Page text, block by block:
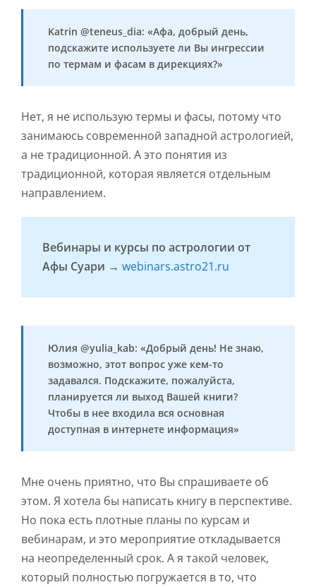
Katrin @teneus_dia: «Афа, добрый день,
подскажите используете ли Вы ингрессии
по термам и фасам в дирекциях?»
Нет, я не использую термы и фасы, потому что
занимаюсь современной западной астрологией,
а не традиционной. А это понятия из
традиционной, которая является отдельным
направлением.
Вебинары и курсы по астрологии от
Афы Суари → webinars.astro21.ru
Юлия @yulia_kab: «Добрый день! Не знаю,
возможно, этот вопрос уже кем-то
задавался. Подскажите, пожалуйста,
планируется ли выход Вашей книги?
Чтобы в нее входила вся основная
доступная в интернете информация»
Мне очень приятно, что Вы спрашиваете об
этом. Я хотела бы написать книгу в перспективе.
Но пока есть плотные планы по курсам и
вебинарам, и это мероприятие откладывается
на неопределенный срок. А я такой человек,
который полностью погружается в то, что